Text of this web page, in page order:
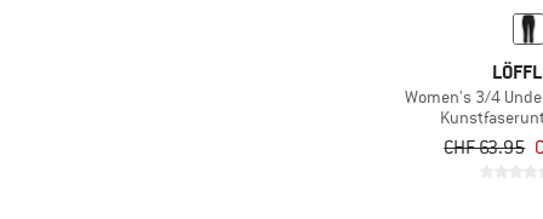
Women's 3/4
CHF 63.95